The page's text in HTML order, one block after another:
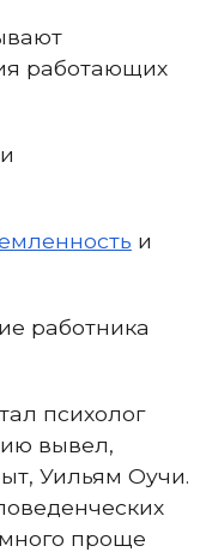
работающих
и
и
работника
психолог
вывел,
Уильям Оучи.
проще